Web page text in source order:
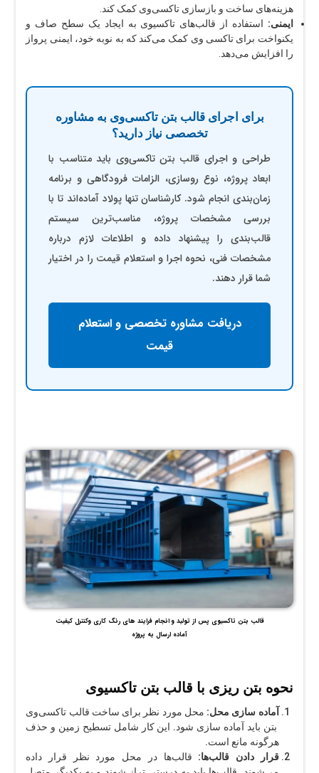
هزینه‌های ساخت و بازسازی تاکسی‌وی کمک کند.
ایمنی: استفاده از قالب‌های تاکسیوی به ایجاد یک سطح صاف و
یکنواخت برای تاکسی وی کمک می‌کند که به نوبه خود، ایمنی پرواز
را افزایش می‌دهد.
برای اجرای قالب بتن تاکسی‌وی به مشاوره
تخصصی نیاز دارید؟
طراحی و اجرای قالب بتن تاکسی‌وی باید متناسب با
ابعاد پروژه، نوع روسازی، الزامات فرودگاهی و برنامه
زمان‌بندی انجام شود. کارشناسان تنها پولاد آماده‌اند تا با
بررسی مشخصات پروژه، مناسب‌ترین سیستم
قالب‌بندی را پیشنهاد داده و اطلاعات لازم درباره
مشخصات فنی، نحوه اجرا و استعلام قیمت را در اختیار
شما قرار دهند.
دریافت مشاوره تخصصی و استعلام
قیمت
قالب بتن تاکسیوی پس از تولید و انجام فرایند های رنگ کاری وکنترل کیفیت
آماده ارسال به پروژه
نحوه بتن ریزی با قالب بتن تاکسیوی
آماده سازی محل: محل مورد نظر برای ساخت قالب تاکسی‌وی
بتن باید آماده سازی شود. این کار شامل تسطیح زمین و حذف
هرگونه مانع است.
قرار دادن قالب‌ها: قالب‌ها در محل مورد نظر قرار داده